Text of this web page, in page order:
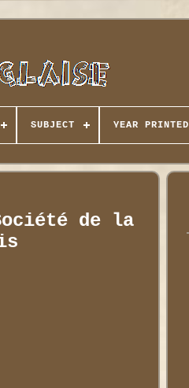
SUBJECT YEAR PRINTED
Société de la